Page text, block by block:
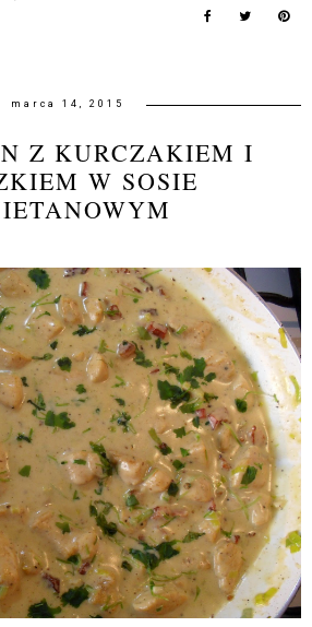
marca 14, 2015
Z KURCZAKIEM I
W SOSIE